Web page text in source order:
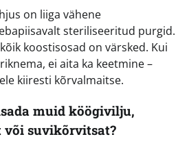
on liiga vähene
steriliseeritud purgid.
koostisosad on värsked. Kui
ei aita ka keetmine –
kiiresti kõrvalmaitse.
muid köögivilju,
või suvikõrvitsat?